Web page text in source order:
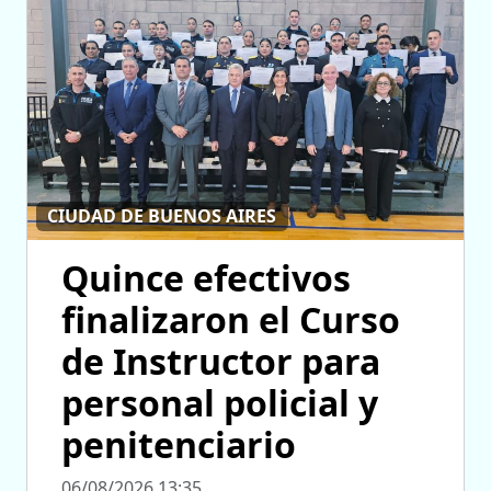
CIUDAD DE BUENOS AIRES
Quince efectivos
finalizaron el Curso
de Instructor para
personal policial y
penitenciario